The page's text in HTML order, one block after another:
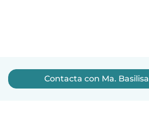
Contacta con Ma. Basilisa